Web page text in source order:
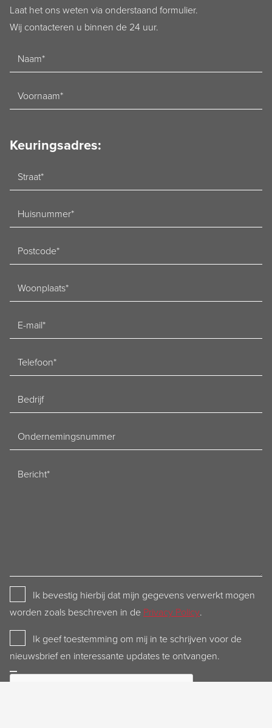
Laat het ons weten via onderstaand formulier.
Wij contacteren u binnen de 24 uur.
Naam
Voornaam
Keuringsadres:
Straat
Huisnummer
Postcode
Woonplaats
mailadres
Telefoon
Bedrijf
Ondernemingsnummer
Privacy
Policy
Ik bevestig hierbij dat mijn gegevens verwerkt mogen
worden zoals beschreven in de Privacy Policy.
Newsletter
Ik geef toestemming om mij in te schrijven voor de
nieuwsbrief en interessante updates te ontvangen.
CAPTCHA